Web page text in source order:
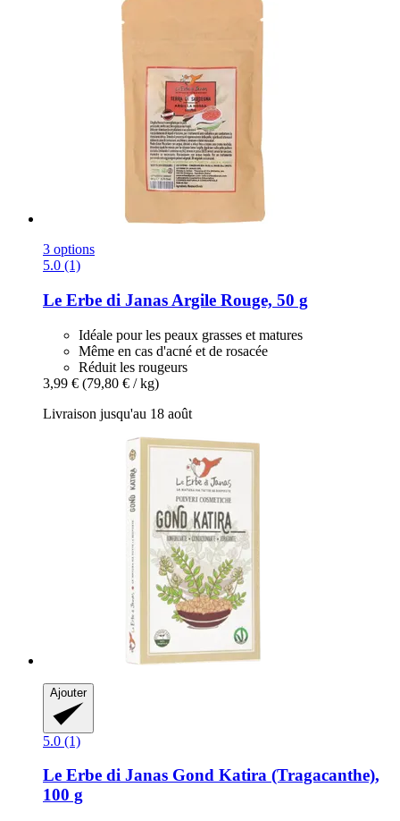
3 options
5.0 (1)
Le Erbe di Janas Argile Rouge, 50 g
Idéale pour les peaux grasses et matures
Même en cas d'acné et de rosacée
Réduit les rougeurs
3,99 € (79,80 € / kg)
Livraison jusqu'au 18 août
Ajouter
5.0 (1)
Le Erbe di Janas Gond Katira (Tragacanthe),
100 g